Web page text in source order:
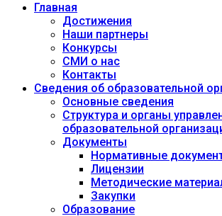
Главная
Достижения
Наши партнеры
Конкурсы
СМИ о нас
Контакты
Сведения об образовательной
Основные сведения
Структура и органы
образовательной
Документы
Нормативные
Лицензии
Методические
Закупки
Образование